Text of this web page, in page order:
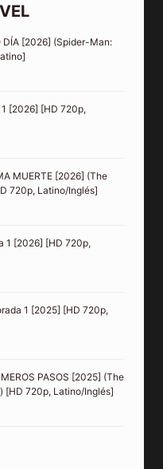
DÍA [2026] (Spider-Man:
1 [2026] [HD 720p,
MUERTE [2026] (The
720p, Latino/Inglés]
1 [2026] [HD 720p,
1 [2025] [HD 720p,
PASOS [2025] (The
[HD 720p, Latino/Inglés]